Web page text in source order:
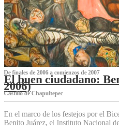
De finales de 2006 a comienzos de 2007
El buen ciudadano:
2006)
Castillo de Chapultepec
En el marco de los festejos por el
Benito Juárez, el Instituto Nacional